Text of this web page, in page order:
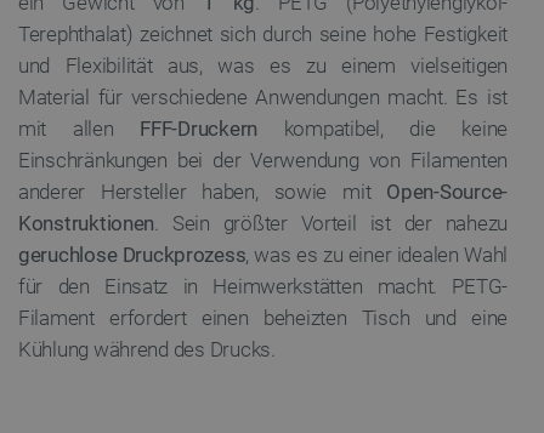
Terephthalat) zeichnet sich durch seine hohe Festigkeit
und Flexibilität aus, was es zu einem vielseitigen
Material für verschiedene Anwendungen macht. Es ist
mit allen FFF-Druckern kompatibel, die keine
Einschränkungen bei der Verwendung von Filamenten
anderer Hersteller haben, sowie mit Open-Source-
Konstruktionen . Sein größter Vorteil ist der nahezu
geruchlose Druckprozess, was es zu einer idealen Wahl
für den Einsatz in Heimwerkstätten macht. PETG-
Filament erfordert einen beheizten Tisch und eine
Kühlung während des Drucks.